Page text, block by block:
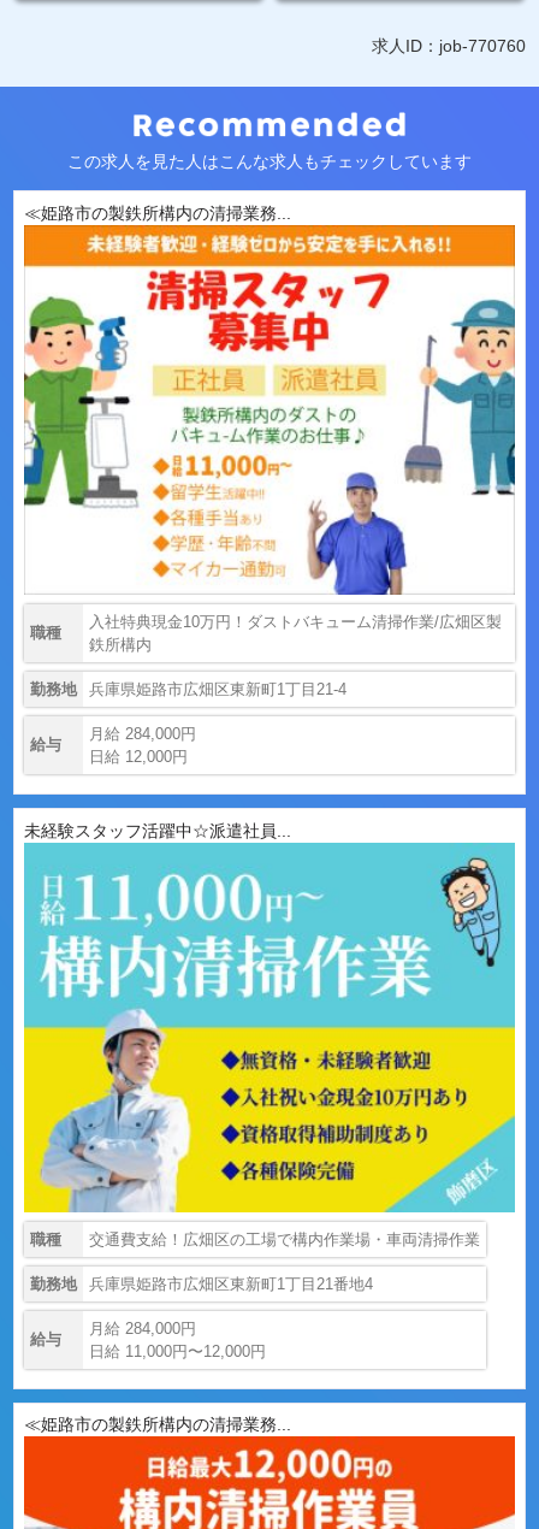
求人ID：job-770760
この求人を見た人はこんな求人もチェックしています
≪姫路市の製鉄所構内の清掃業務...
職種
入社特典現金10万円！ダストバキューム清掃作業/広畑区製
鉄所構内
勤務地 兵庫県姫路市広畑区東新町1丁目21-4
給与
月給 284,000円
日給 12,000円
未経験スタッフ活躍中☆派遣社員...
職種 交通費支給！広畑区の工場で構内作業場・車両清掃作業
勤務地 兵庫県姫路市広畑区東新町1丁目21番地4
給与
月給 284,000円
日給 11,000円〜12,000円
≪姫路市の製鉄所構内の清掃業務...